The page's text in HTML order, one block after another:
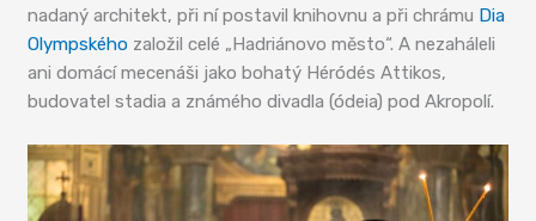
nadaný architekt, při ní postavil knihovnu a při chrámu Dia
Olympského založil celé „Hadriánovo město“. A nezaháleli
ani domácí mecenáši jako bohatý Héródés Attikos,
budovatel stadia a známého divadla (ódeia) pod Akropolí.